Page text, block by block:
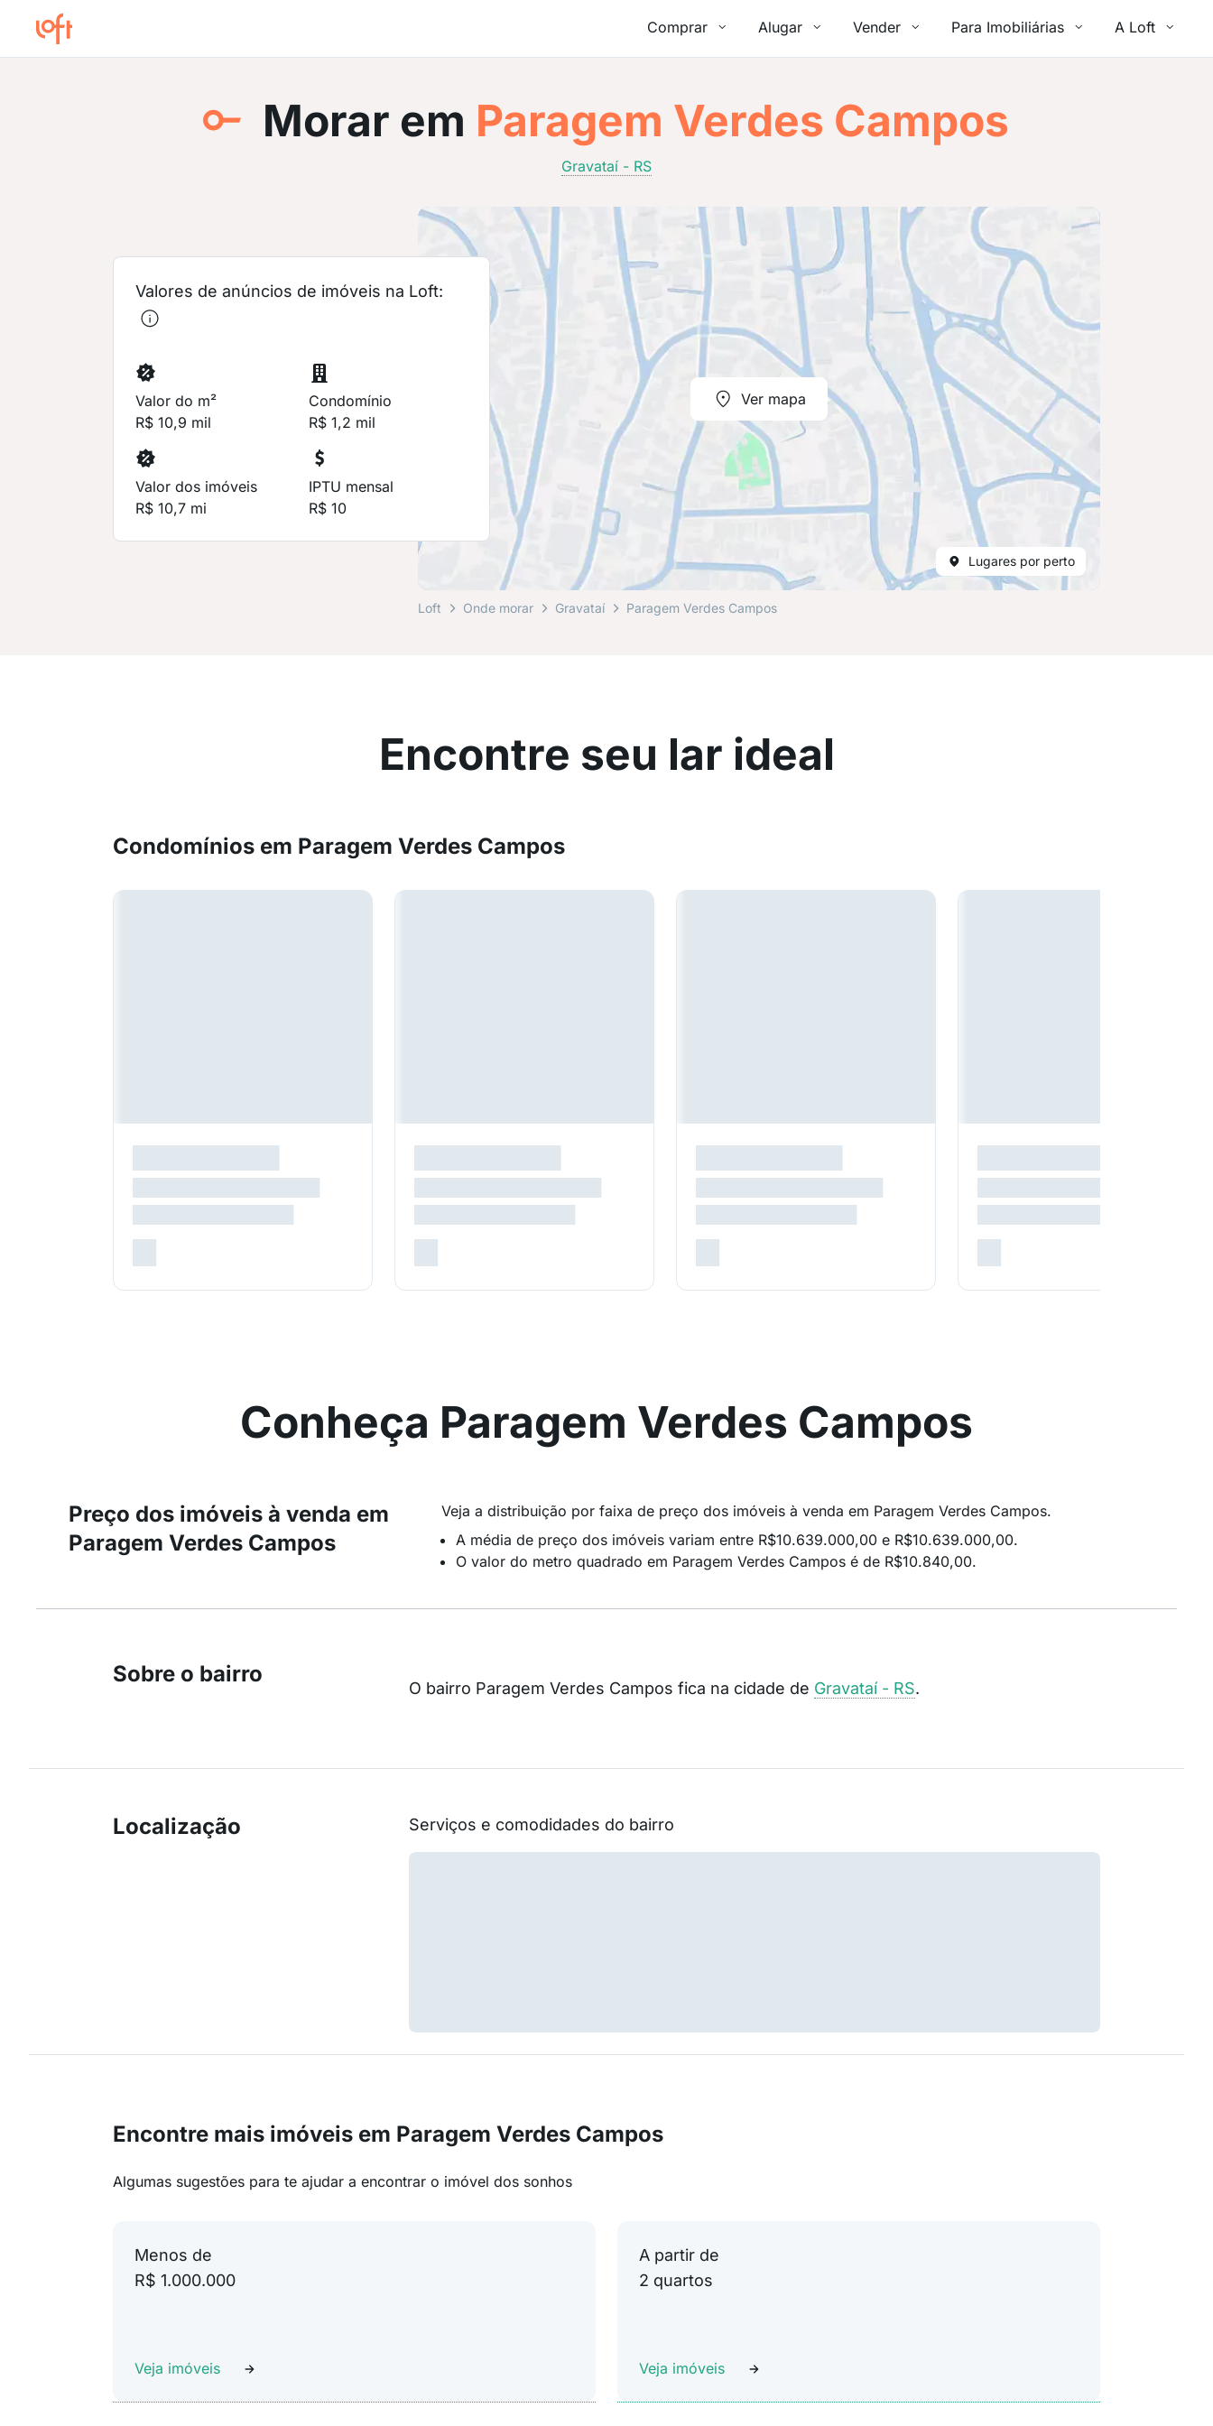
Comprar Alugar Vender Para Imobiliárias A Loft
Morar em Paragem Verdes Campos
Gravataí - RS
Ver mapa
Lugares por perto
Loft Onde morar Gravataí Paragem Verdes Campos
Valores de anúncios de imóveis na Loft:
Valor do m²
R$ 10,9 mil
Condomínio
R$ 1,2 mil
Valor dos imóveis
R$ 10,7 mi
IPTU mensal
R$ 10
Encontre seu lar ideal
Condomínios em Paragem Verdes Campos
Conheça Paragem Verdes Campos
Preço dos imóveis à venda em
Paragem Verdes Campos
Veja a distribuição por faixa de preço dos imóveis à venda em Paragem Verdes Campos.
A média de preço dos imóveis variam entre R$10.639.000,00 e R$10.639.000,00.
O valor do metro quadrado em Paragem Verdes Campos é de R$10.840,00.
Sobre o bairro
O bairro Paragem Verdes Campos fica na cidade de Gravataí - RS.
Localização Serviços e comodidades do bairro
Encontre mais imóveis em Paragem Verdes Campos
Algumas sugestões para te ajudar a encontrar o imóvel dos sonhos
Menos de
R$ 1.000.000
Veja imóveis
A partir de
2 quartos
Veja imóveis